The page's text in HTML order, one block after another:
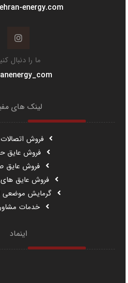
energy.com
ما را دنبال
لینک های
فروش
فروش عایق
فروش عایق
فروش عایق
گرمایش موضعی
خدمات
اینماد